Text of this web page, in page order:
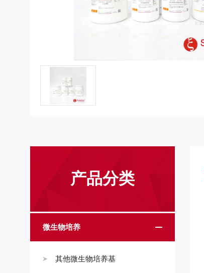
产品分类
微生物培养
其他微生物培养基